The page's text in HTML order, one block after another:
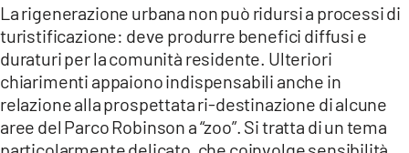
La rigenerazione urbana non può ridursi a processi di
turistificazione: deve produrre benefici diffusi e
duraturi per la comunità residente. Ulteriori
chiarimenti appaiono indispensabili anche in
relazione alla prospettata ri-destinazione di alcune
aree del Parco Robinson a “zoo”. Si tratta di un tema